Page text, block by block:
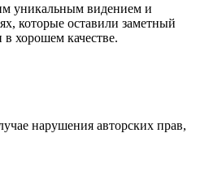
уникальным видением и
которые оставили заметный
хорошем качестве.
нарушения авторских прав,